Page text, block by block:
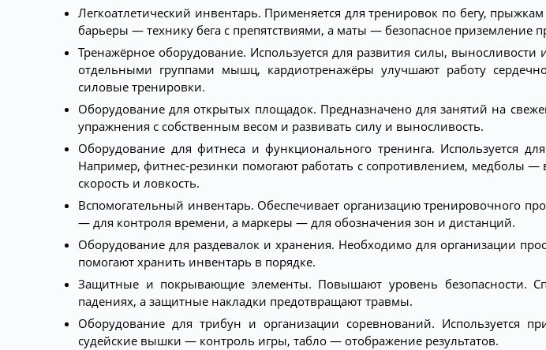
Легкоатлетический инвентарь. Применяется для тренировок по бегу,
барьеры — технику бега с препятствиями, а маты — безопасное
Тренажёрное оборудование. Используется для развития силы,
отдельными группами мышц, кардиотренажёры улучшают работу
силовые тренировки.
Оборудование для открытых площадок. Предназначено для занятий на
упражнения с собственным весом и развивать силу и выносливость.
Оборудование для фитнеса и функционального тренинга. Используется
Например, фитнес-резинки помогают работать с сопротивлением,
скорость и ловкость.
Вспомогательный инвентарь. Обеспечивает организацию тренировочного
— для контроля времени, а маркеры — для обозначения зон и дистанций.
Оборудование для раздевалок и хранения. Необходимо для организации
помогают хранить инвентарь в порядке.
Защитные и покрывающие элементы. Повышают уровень безопасности.
падениях, а защитные накладки предотвращают травмы.
Оборудование для трибун и организации соревнований. Используется
судейские вышки — контроль игры, табло — отображение результатов.